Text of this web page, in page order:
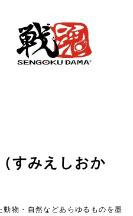
すみえしおか
物・自然などあらゆるものを墨